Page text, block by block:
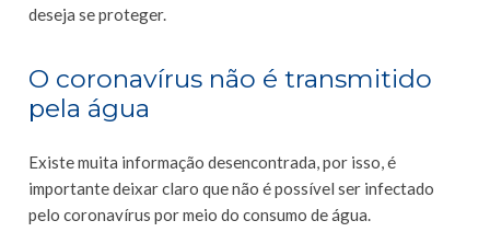
deseja se proteger.
O coronavírus não é transmitido
pela água
Existe muita informação desencontrada, por isso, é
importante deixar claro que não é possível ser infectado
pelo coronavírus por meio do consumo de água.